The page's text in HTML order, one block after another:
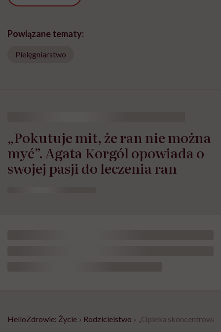
Powiązane tematy:
Pielęgniarstwo
„Pokutuje mit, że ran nie można
myć”. Agata Korgól opowiada o
swojej pasji do leczenia ran
HelloZdrowie: Życie › Rodzicielstwo › „Opieka